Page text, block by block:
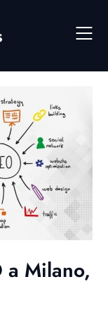
Milano,